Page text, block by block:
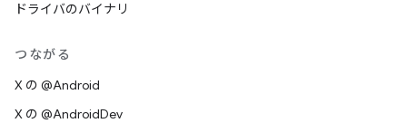
ドライバのバイナリ
つながる
X の @Android
X の @AndroidDev